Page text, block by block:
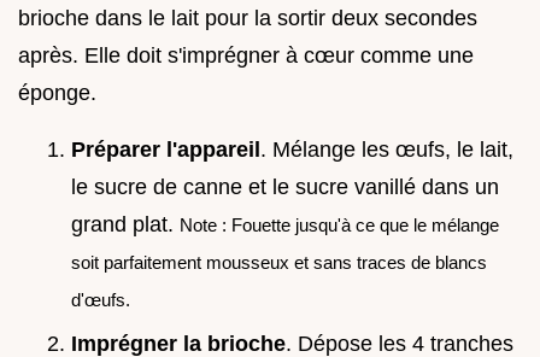
brioche dans le lait pour la sortir deux secondes
après. Elle doit s'imprégner à cœur comme une
éponge.
Préparer l'appareil . Mélange les œufs, le lait,
le sucre de canne et le sucre vanillé dans un
grand plat. Note : Fouette jusqu'à ce que le mélange
soit parfaitement mousseux et sans traces de blancs
d'œufs.
Imprégner la brioche. Dépose les 4 tranches